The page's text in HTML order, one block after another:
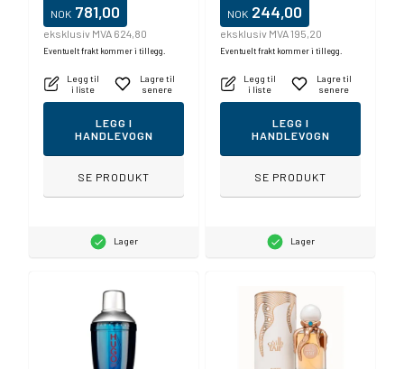
NOK 781,00
eksklusiv MVA 624,80
Eventuelt frakt kommer i tillegg.
Legg til
i liste
Lagre til
senere
LEGG I
HANDLEVOGN
SE PRODUKT
Lager
NOK 244,00
eksklusiv MVA 195,20
Eventuelt frakt kommer i tillegg.
Legg til
i liste
Lagre til
senere
LEGG I
HANDLEVOGN
SE PRODUKT
Lager